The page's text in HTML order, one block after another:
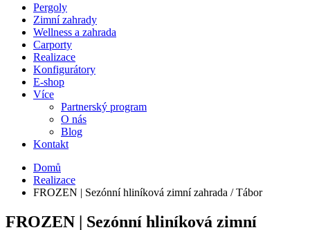
Pergoly
Zimní zahrady
Wellness a zahrada
Carporty
Realizace
Konfigurátory
E-shop
Více
Partnerský program
O nás
Blog
Kontakt
Domů
Realizace
FROZEN | Sezónní hliníková zimní zahrada / Tábor
FROZEN | Sezónní hliníková zimní